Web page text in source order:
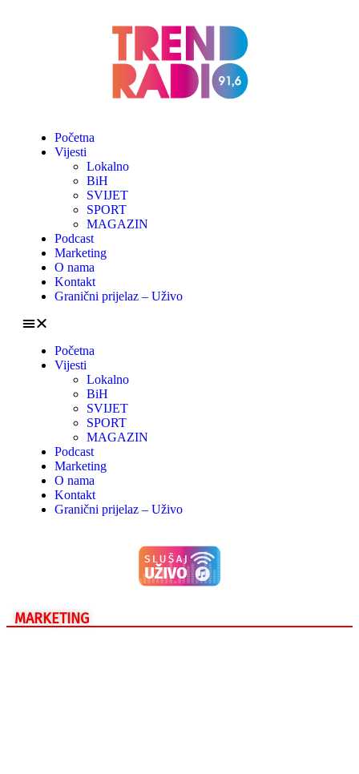
Početna
Vijesti
Lokalno
BiH
SVIJET
SPORT
MAGAZIN
Podcast
Marketing
O nama
Kontakt
Granični prijelaz – Uživo
Početna
Vijesti
Lokalno
BiH
SVIJET
SPORT
MAGAZIN
Podcast
Marketing
O nama
Kontakt
Granični prijelaz – Uživo
MARKETING